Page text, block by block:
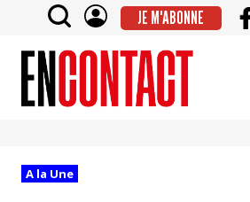
JE M'ABONNE
A la Une